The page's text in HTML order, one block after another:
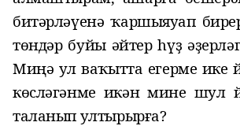
битәрләүенә ҡаршыяуап
төндәр буйы әйтер һүҙ
Миңә ул ваҡытта егерме ике
көсләгәнме икән мине шул
таланып ултырырға?